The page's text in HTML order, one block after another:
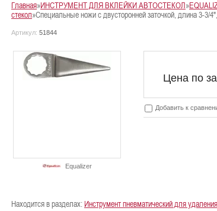
Главная»ИНСТРУМЕНТ ДЛЯ ВКЛЕЙКИ АВТОСТЕКОЛ»
стекол»Специальные ножи с двусторонней заточкой, длина 3-3/
Артикул: 51844
Equalizer
Цена по
Добавить к
Находится в разделах: Инструмент пневматический для